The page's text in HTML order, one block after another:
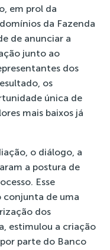
em prol da
da Fazenda
de anunciar a
junto ao
dos
os
única de
mais baixos já
o diálogo, a
a postura de
Esse
de uma
dos
estimulou a criação
parte do Banco